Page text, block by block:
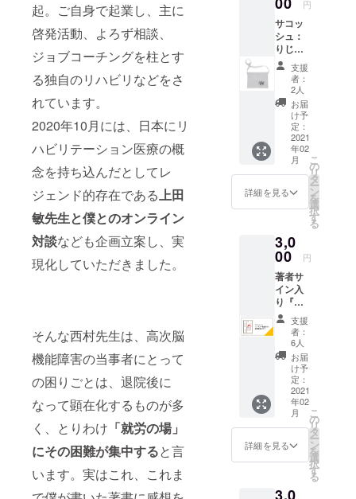
起。ご自身で起業し、主に
啓発活動、よろず相談、
ジョブコーチングを柱とす
る独自のリハビリなどをさ
れています。
2020年10月には、日本にリ
ハビリテーション医療の概
念を持ち込んだとしてレ
ジェンド的存在である 上田
敏先生と僕とのオンライン
対談なども企画立案し、実
現化していただきました。
そんな西村先生は、高次脳
機能障害の当事者にとって
の困りごとは、退院後に
なって顕在化するものが多
く、とりわけ 「就労の場」
にその困難が集中すると言
います。実はこれ、これま
動画は
不要、
書籍だ
けで良
いとい
う場合
は、備
考欄に
その旨
を記載
してく
ださ
お、こ
のクラ
ディン
グで
は、支
援を兼
ねたリ
ターン
になり
ますの
で、一
般に販
売され
ている
価格よ
り高く
をご了
承の
ンター
ネット
で動画
配信サ
イトが
見られ
る環境
である
ことが
条件と
なりま
す。た
だし、
動画は
いとい
う場合
は、備
考欄に
その旨
を記載
してく
ださ
い。 な
お、こ
のクラ
ウド
ファン
ディン
グで
援を兼
ねたリ
書会は
著者、
鈴木大
介をゲ
ストに
オンラ
インで
行いま
す。読
書会は
複数回
開催し
ます。
このリ
ターン
うちの1
加でき
る権利
読書会
の詳細
は、決
定しま
したら
ご連絡
差し上
げま
す。 読
書会開
催期
間：
2021年
2月～12
円
サコッ
シュ：
りじょ
ぶーく
んグッ
ズ NPO
法人Re
ジョブ
大阪か
ら、
ちょっ
と近所
までお
出かけ
する時
ちゃ便
利な、
マス
コット
キャラ
クター
「リ
ジョ
ぶーく
ん」の
サコッ
シュで
す。 サ
イズ：
30cm、
高さ
23cm、
105cm
支援
者：
2人
お届
け予
定：
2021
年02
月
詳細を見る
こ
の
リ
タ
ー
ン
を
選
択
す
る
3,0
00 円
著者サ
イン入
り『さ
れど愛
しきお
妻様
「大人
の発達
障害」
の妻と
「脳が
壊れ
た」僕
の１８
年間』
んの講
支援
者：
6人
お届
け予
定：
2021
年02
月
詳細を見る
こ
の
リ
タ
ー
ン
を
選
択
す
る